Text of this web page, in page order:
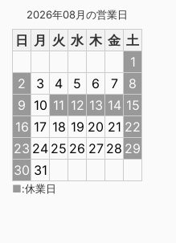
2026年08月の営業日
日 月 火 水 木 金 土
1
2
3 4 5 6 7
8
9 10 11 12 13 14 15
16 17 18 19 20 21 22
23 24 25 26 27 28 29
30 31
■:休業日